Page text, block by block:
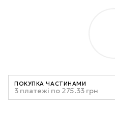
ПОКУПКА ЧАСТИНАМИ
3 платежі по 275.33 грн